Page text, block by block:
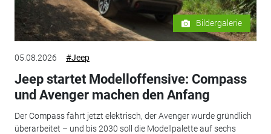
Bildergalerie
05.08.2026 #Jeep
Jeep startet Modelloffensive: Compass
und Avenger machen den Anfang
Der Compass fährt jetzt elektrisch, der Avenger wurde gründlich
überarbeitet – und bis 2030 soll die Modellpalette auf sechs